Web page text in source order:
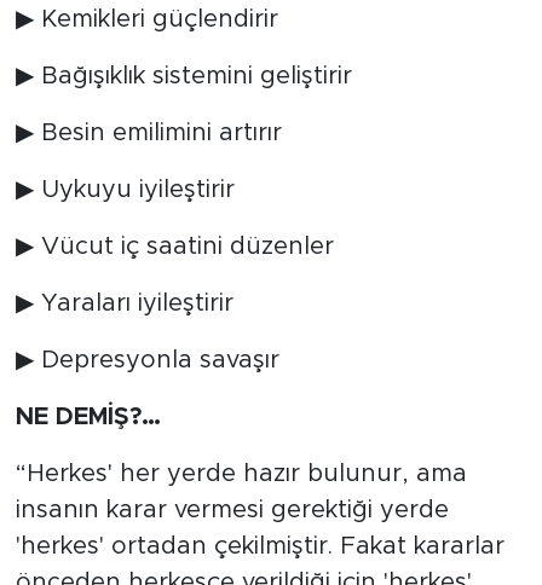
▶ Kemikleri güçlendirir
▶ Bağışıklık sistemini geliştirir
▶ Besin emilimini artırır
▶ Uykuyu iyileştirir
▶ Vücut iç saatini düzenler
▶ Yaraları iyileştirir
▶ Depresyonla savaşır
NE DEMİŞ?…
“Herkes' her yerde hazır bulunur, ama
insanın karar vermesi gerektiği yerde
'herkes' ortadan çekilmiştir. Fakat kararlar